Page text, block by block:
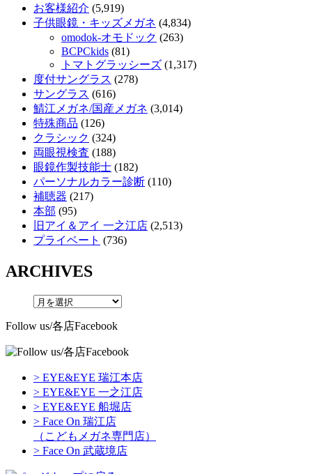
お客様紹介 (5,919)
子供眼鏡・キッズメガネ (4,834)
omodok-オモドック (263)
BCPCkids (81)
トマトグラッシーズ (1,317)
度付サングラス (278)
サングラス (616)
鯖江メガネ/国産メガネ (3,014)
特殊商品 (126)
クラシック (324)
両眼視検査 (188)
眼鏡作製技能士 (182)
パーソナルカラー診断 (110)
補聴器 (217)
本部 (95)
旧アイ＆アイ 一之江店 (2,513)
プライベート (736)
ARCHIVES
Follow us/各店Facebook
> EYE&EYE 瑞江本店
> EYE&EYE 一之江店
> EYE&EYE 船堀店
> Face On 瑞江店
（こどもメガネ専門店）
> Face On 武蔵境店